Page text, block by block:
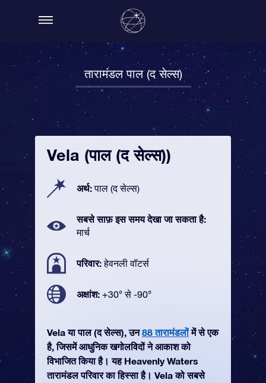
तारामंडल पाल (द सेल्स)
Vela (पाल (द सेल्स))
अर्थ:पाल (द सेल्स)
सबसे साफ़ इस समय देखा जा सकता है:
मार्च
परिवार:हेवनली वॉटर्स
अक्षांश: +30° से -90°
Vela या पाल (द सेल्स), उन88 तारामंडलोंमें से एक
है, जिसमें आधुनिक खगोलविदों ने आकाश को
विभाजित किया है। यह Heavenly Waters
तारामंडल परिवार का हिस्सा है। Vela को सबसे